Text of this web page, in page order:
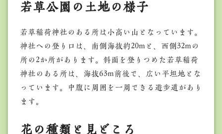
若草公園の土地の様子
若草稲荷神社のある所は小高い山となっています。
神社への登り口は、南側海抜約20mと、西側32mの
所の2か所があります。斜面を登りつめた若草稲荷
神社のある所は、海抜63m前後で、広い平坦地とな
っています。中腹に周囲を一周できる遊歩道があり
ます。
花の種類と見どころ